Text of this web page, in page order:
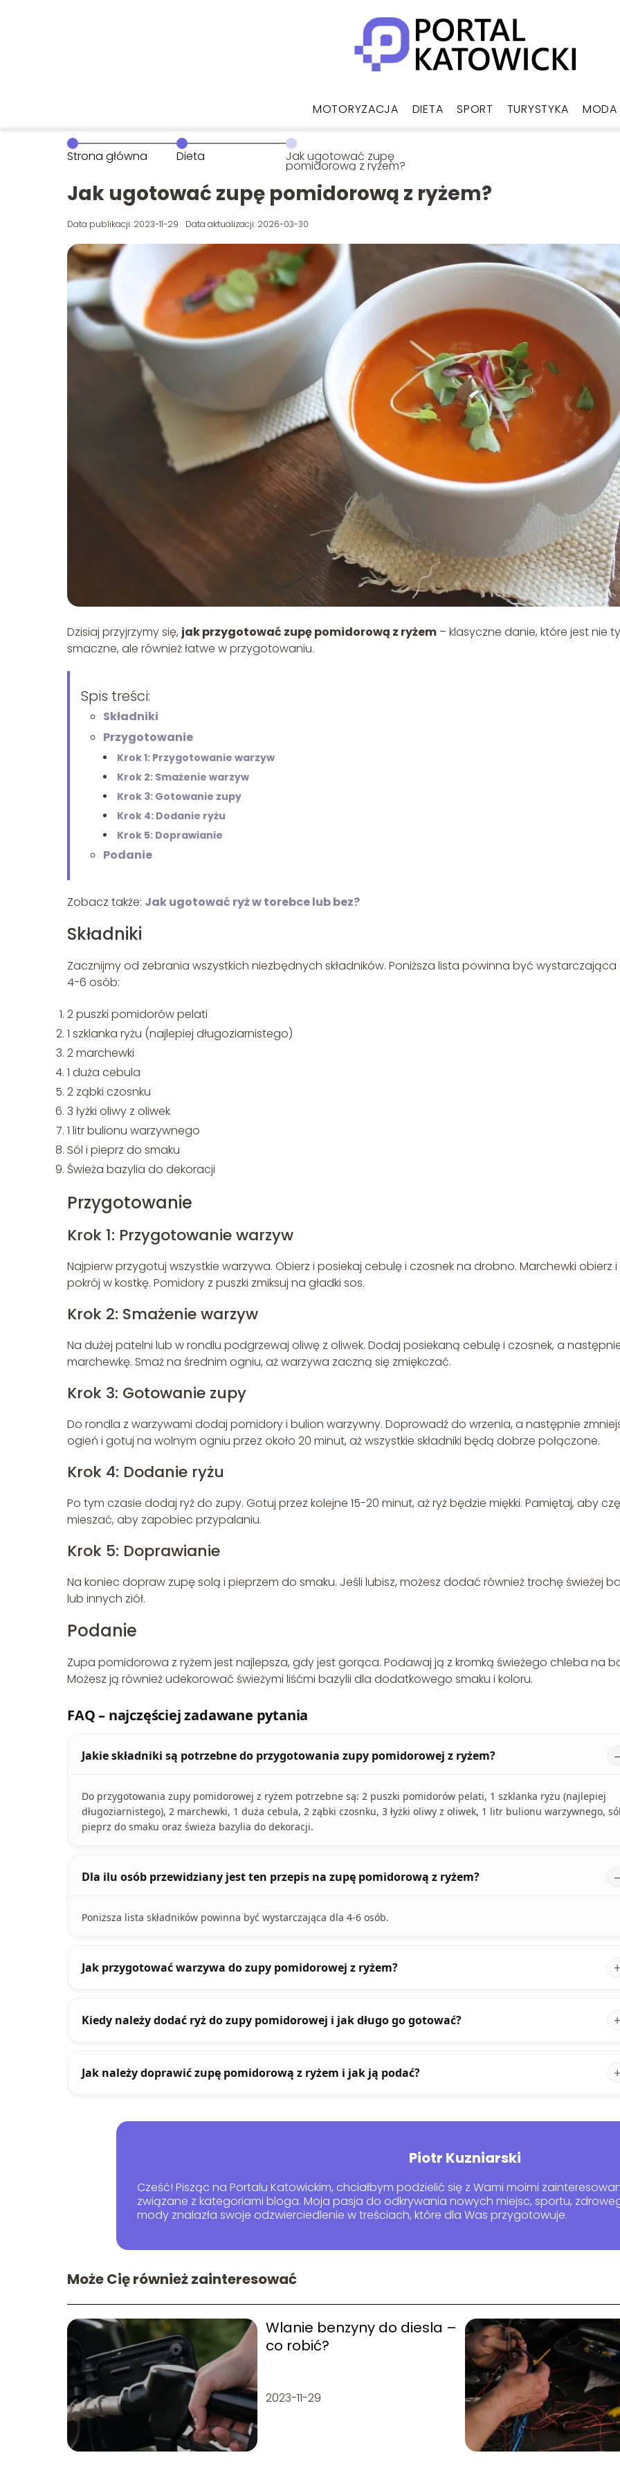
MOTORYZACJA DIETA SPORT TURYSTYKA MODA
Strona główna Dieta Jak ugotować zupę
pomidorową z ryżem?
Jak ugotować zupę pomidorową z ryżem?
Data publikacji: 2023-11-29 Data aktualizacji: 2026-03-30
Dzisiaj przyjrzymy się, jak przygotować zupę pomidorową z ryżem – klasyczne danie, które jest nie
smaczne, ale również łatwe w przygotowaniu.
Spis treści:
Składniki
Przygotowanie
Krok 1: Przygotowanie warzyw
Krok 2: Smażenie warzyw
Krok 3: Gotowanie zupy
Krok 4: Dodanie ryżu
Krok 5: Doprawianie
Podanie
Zobacz także: Jak ugotować ryż w torebce lub bez?
Składniki
Zacznijmy od zebrania wszystkich niezbędnych składników. Poniższa lista powinna być
4-6 osób:
2 puszki pomidorów pelati
1 szklanka ryżu (najlepiej długoziarnistego)
2 marchewki
1 duża cebula
2 ząbki czosnku
3 łyżki oliwy z oliwek
1 litr bulionu warzywnego
Sól i pieprz do smaku
Świeża bazylia do dekoracji
Przygotowanie
Krok 1: Przygotowanie warzyw
Najpierw przygotuj wszystkie warzywa. Obierz i posiekaj cebulę i czosnek na drobno. Marchewki obierz i
pokrój w kostkę. Pomidory z puszki zmiksuj na gładki sos.
Krok 2: Smażenie warzyw
Na dużej patelni lub w rondlu podgrzewaj oliwę z oliwek. Dodaj posiekaną cebulę i czosnek, a
marchewkę. Smaż na średnim ogniu, aż warzywa zaczną się zmiękczać.
Krok 3: Gotowanie zupy
Do rondla z warzywami dodaj pomidory i bulion warzywny. Doprowadź do wrzenia, a następnie
ogień i gotuj na wolnym ogniu przez około 20 minut, aż wszystkie składniki będą dobrze połączone.
Krok 4: Dodanie ryżu
Po tym czasie dodaj ryż do zupy. Gotuj przez kolejne 15-20 minut, aż ryż będzie miękki. Pamiętaj, aby
mieszać, aby zapobiec przypalaniu.
Krok 5: Doprawianie
Na koniec dopraw zupę solą i pieprzem do smaku. Jeśli lubisz, możesz dodać również trochę świeżej
lub innych ziół.
Podanie
Zupa pomidorowa z ryżem jest najlepsza, gdy jest gorąca. Podawaj ją z kromką świeżego chleba na
Możesz ją również udekorować świeżymi liśćmi bazylii dla dodatkowego smaku i koloru.
FAQ – najczęściej zadawane pytania
Jakie składniki są potrzebne do przygotowania zupy pomidorowej z ryżem?
Do przygotowania zupy pomidorowej z ryżem potrzebne są: 2 puszki pomidorów pelati, 1 szklanka ryżu (najlepiej
długoziarnistego), 2 marchewki, 1 duża cebula, 2 ząbki czosnku, 3 łyżki oliwy z oliwek, 1 litr bulionu warzywnego,
pieprz do smaku oraz świeża bazylia do dekoracji.
Dla ilu osób przewidziany jest ten przepis na zupę pomidorową z ryżem?
Poniższa lista składników powinna być wystarczająca dla 4-6 osób.
Jak przygotować warzywa do zupy pomidorowej z ryżem?
Kiedy należy dodać ryż do zupy pomidorowej i jak długo go gotować?
Jak należy doprawić zupę pomidorową z ryżem i jak ją podać?
Piotr Kuzniarski
Cześć! Pisząc na Portalu Katowickim, chciałbym podzielić się z Wami moimi
związane z kategoriami bloga. Moja pasja do odkrywania nowych miejsc, sportu,
mody znalazła swoje odzwierciedlenie w treściach, które dla Was przygotowuje.
Może Cię również zainteresować
Wlanie benzyny do diesla –
co robić?
2023-11-29